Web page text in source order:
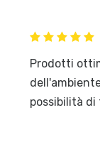
Prodotti
possibilità